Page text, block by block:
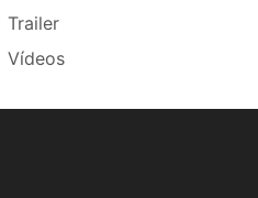
Trailer
Vídeos